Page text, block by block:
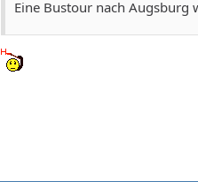
Eine Bustour nach Augsburg